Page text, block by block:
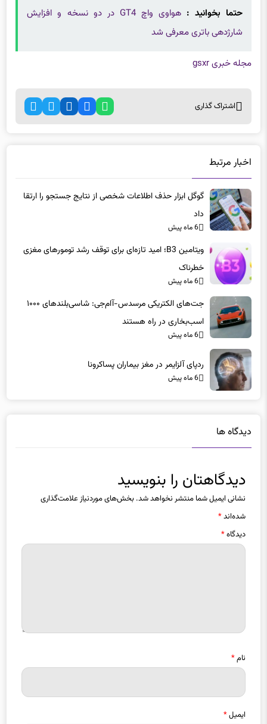
شارژدهی باتری معرفی شد
گوگل ابزار حذف اطلاعات شخصی از نتایج جستجو را ارتقا
داد
6 ماه پیش
خطرناک
6 ماه پیش
اسب‌بخاری در راه هستند
6 ماه پیش
نشانی ایمیل شما منتشر نخواهد شد.بخش‌های موردنیاز علامت‌گذاری
شده‌اند*
دیدگاه*
ایمیل*